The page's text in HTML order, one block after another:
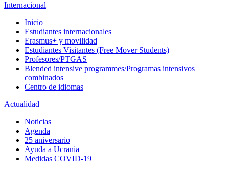
Internacional
Inicio
Estudiantes internacionales
Erasmus+ y movilidad
Estudiantes Visitantes (Free Mover Students)
Profesores/PTGAS
Blended intensive programmes/Programas intensivos
combinados
Centro de idiomas
Actualidad
Noticias
Agenda
25 aniversario
Ayuda a Ucrania
Medidas COVID-19